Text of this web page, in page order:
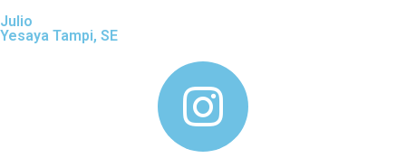
Julio
Yesaya Tampi, SE